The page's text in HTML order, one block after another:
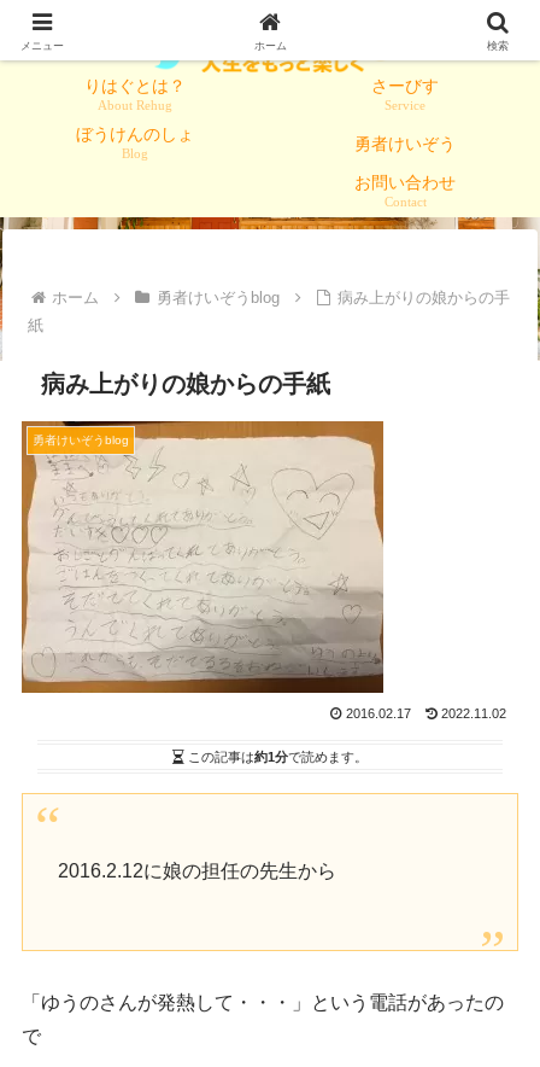
りはぐとは？
About Rehug
さーびす
Service
ぼうけんのしょ
Blog
勇者けいぞう
お問い合わせ
Contact
ホーム 勇者けいぞうblog
病み上がりの娘からの手
紙
病み上がりの娘からの手紙
勇者けいぞうblog
2016.02.17 2022.11.02
この記事は約1分で読めます。
2016.2.12に娘の担任の先生から
「ゆうのさんが発熱して・・・」という電話があったの
で
メニュー ホーム 検索